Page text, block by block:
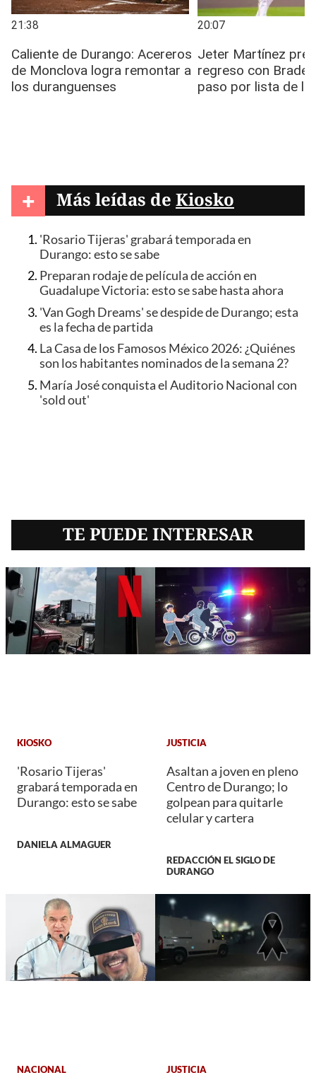
+ Más leídas de Kiosko
'Rosario Tijeras' grabará temporada en
Durango: esto se sabe
Preparan rodaje de película de acción en
Guadalupe Victoria: esto se sabe hasta ahora
'Van Gogh Dreams' se despide de Durango; esta
es la fecha de partida
La Casa de los Famosos México 2026: ¿Quiénes
son los habitantes nominados de la semana 2?
María José conquista el Auditorio Nacional con
'sold out'
TE PUEDE INTERESAR
KIOSKO
'Rosario Tijeras'
grabará temporada en
Durango: esto se sabe
DANIELA ALMAGUER
JUSTICIA
Asaltan a joven en pleno
Centro de Durango; lo
golpean para quitarle
celular y cartera
REDACCIÓN EL SIGLO DE
DURANGO
NACIONAL JUSTICIA